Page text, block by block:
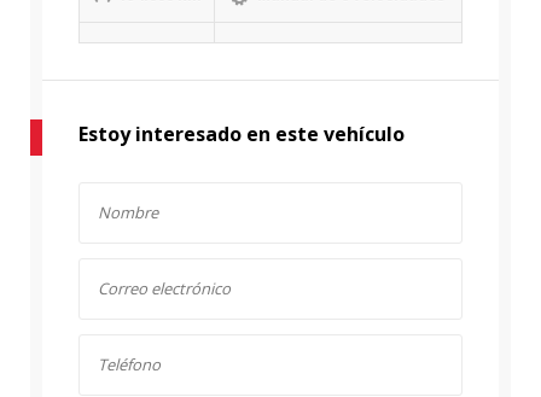
Estoy interesado en este vehículo